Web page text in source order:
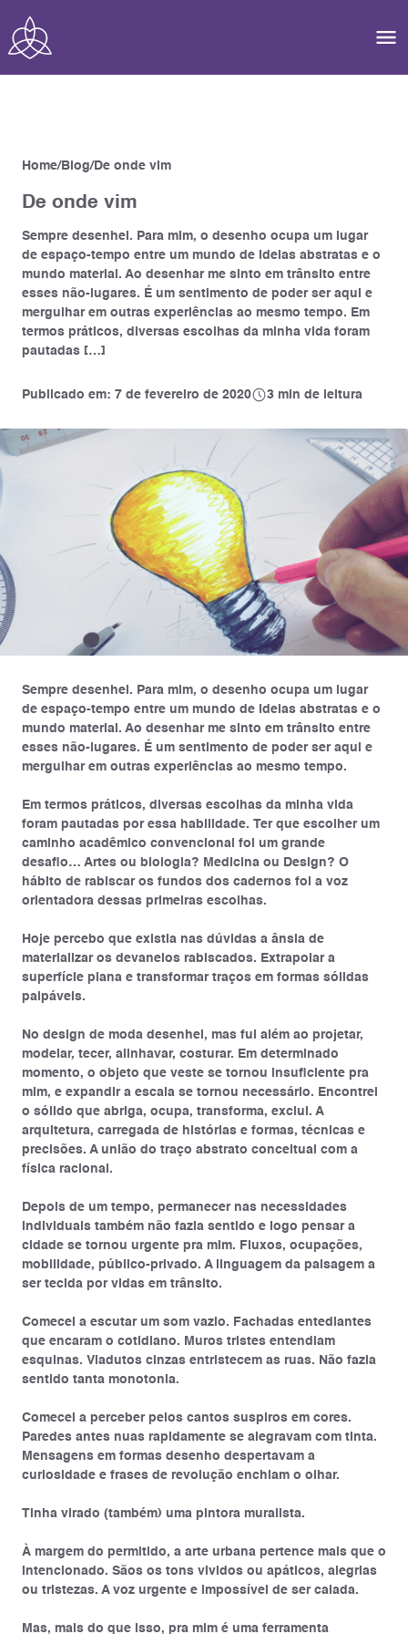
Home Blog De onde vim
De onde vim
Sempre desenhei. Para mim, o desenho ocupa um lugar
de espaço-tempo entre um mundo de ideias abstratas e o
mundo material. Ao desenhar me sinto em trânsito entre
esses não-lugares. É um sentimento de poder ser aqui e
mergulhar em outras experiências ao mesmo tempo. Em
termos práticos, diversas escolhas da minha vida foram
pautadas […]
Publicado em: 7 de fevereiro de 2020 3 min de leitura
Sempre desenhei. Para mim, o desenho ocupa um lugar
de espaço-tempo entre um mundo de ideias abstratas e o
mundo material. Ao desenhar me sinto em trânsito entre
esses não-lugares. É um sentimento de poder ser aqui e
mergulhar em outras experiências ao mesmo tempo.
Em termos práticos, diversas escolhas da minha vida
foram pautadas por essa habilidade. Ter que escolher um
caminho acadêmico convencional foi um grande
desafio… Artes ou biologia? Medicina ou Design? O
hábito de rabiscar os fundos dos cadernos foi a voz
orientadora dessas primeiras escolhas.
Hoje percebo que existia nas dúvidas a ânsia de
materializar os devaneios rabiscados. Extrapolar a
superfície plana e transformar traços em formas sólidas
palpáveis.
No design de moda desenhei, mas fui além ao projetar,
modelar, tecer, alinhavar, costurar. Em determinado
momento, o objeto que veste se tornou insuficiente pra
mim, e expandir a escala se tornou necessário. Encontrei
o sólido que abriga, ocupa, transforma, exclui. A
arquitetura, carregada de histórias e formas, técnicas e
precisões. A união do traço abstrato conceitual com a
física racional.
Depois de um tempo, permanecer nas necessidades
individuais também não fazia sentido e logo pensar a
cidade se tornou urgente pra mim. Fluxos, ocupações,
mobilidade, público-privado. A linguagem da paisagem a
ser tecida por vidas em trânsito.
Comecei a escutar um som vazio. Fachadas entediantes
que encaram o cotidiano. Muros tristes entendiam
esquinas. Viadutos cinzas entristecem as ruas. Não fazia
sentido tanta monotonia.
Comecei a perceber pelos cantos suspiros em cores.
Paredes antes nuas rapidamente se alegravam com tinta.
Mensagens em formas desenho despertavam a
curiosidade e frases de revolução enchiam o olhar.
Tinha virado (também) uma pintora muralista.
À margem do permitido, a arte urbana pertence mais que o
intencionado. Sãos os tons vividos ou apáticos, alegrias
ou tristezas. A voz urgente e impossível de ser calada.
Mas, mais do que isso, pra mim é uma ferramenta